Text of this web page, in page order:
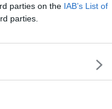
parties on the IAB’s List of
parties.